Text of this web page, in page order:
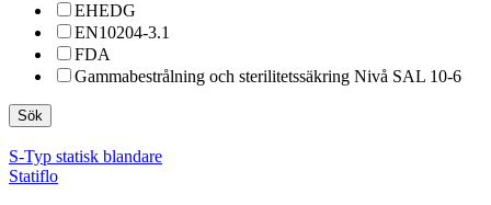
EHEDG
EN10204-3.1
FDA
Gammabestrålning och sterilitetssäkring Nivå SAL 10-6
Sök
S-Typ statisk blandare
Statiflo